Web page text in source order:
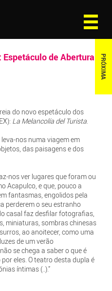
PRÓXIMA
de Abertura
do novo espetáculo dos
La Melancolía del Turista.
nos numa viagem em
das paisagens e dos
nos ver lugares que foram ou
Acapulco, e que, pouco a
fantasmas, engolidos pela
perderem o seu estranho
casal faz desfilar fotografias,
miniaturas, sombras chinesas
ao anoitecer, como uma
de um verão
se chega a saber o que é
eles. O teatro desta dupla é
íntimas (..).”